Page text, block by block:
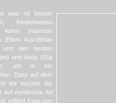
was ist besser
Asher (Harrison
Eltern Alan(Brian
und den beiden
und Anita (Ella
um in ein
Dass auf dem
vor kurzem die
auf mysteriöse Art
erfährt Evan von